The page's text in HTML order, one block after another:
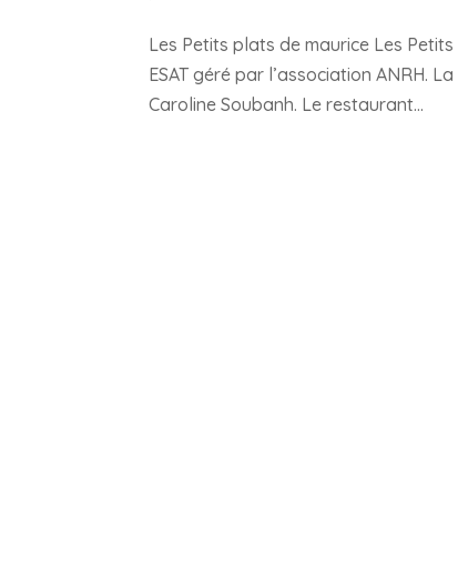
Les Petits plats de maurice Les
ESAT géré par l’association ANRH.
Caroline Soubanh. Le restaurant...